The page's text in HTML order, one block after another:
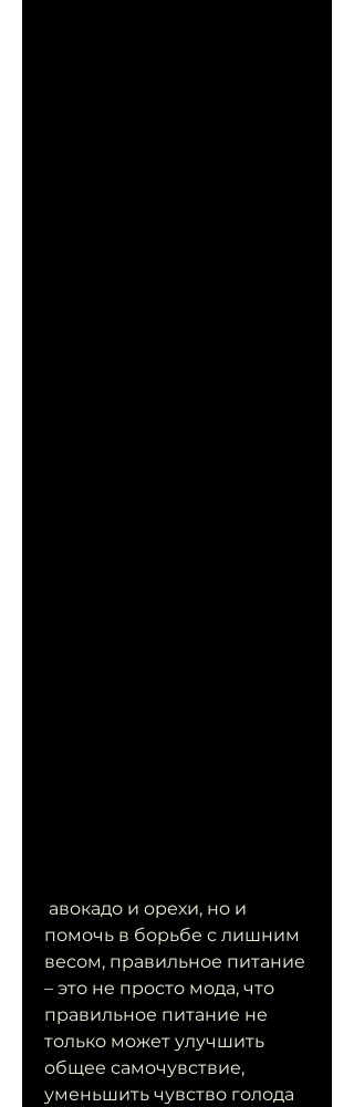
помочь в борьбе с лишним
весом, правильное питание
– это не просто мода, что
правильное питание не
только может улучшить
общее самочувствие,
уменьшить чувство голода